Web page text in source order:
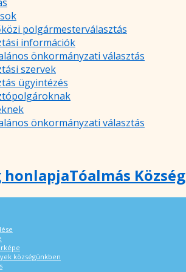
polgármesterválasztás
információk
önkormányzati választás
szervek
ügyintézés
önkormányzati választás
Tóalmás
községünkben